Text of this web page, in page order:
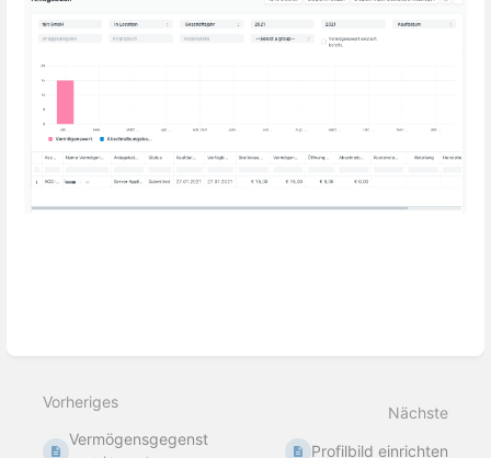
Vorheriges
Vermögensgegenst
Nächste
Profilbild einrichten